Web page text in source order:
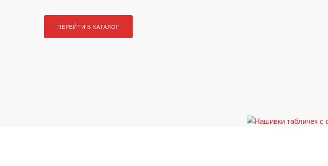
ПЕРЕЙТИ В КАТАЛОГ